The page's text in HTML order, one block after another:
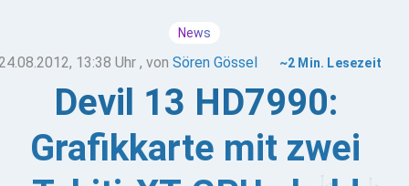
News
13:38 Uhr , von Sören Gössel ~2 Min. Lesezeit
Devil 13 HD7990:
Grafikkarte mit zwei